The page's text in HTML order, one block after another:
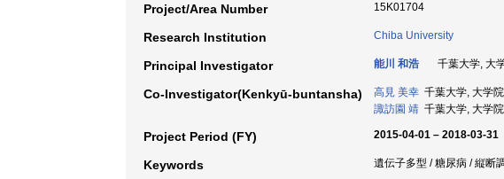
Project/Area Number 15K01704
Research Institution Chiba University
Principal Investigator 能川 和浩 千葉大学, 大
Co-Investigator(Kenkyū-buntansha) 高見 美幸 千葉大学, 大学
諏訪園 靖 千葉大学, 大学
Project Period (FY) 2015-04-01 – 2018-03-31
Keywords 遺伝子多型 / 糖尿病 / 縦断